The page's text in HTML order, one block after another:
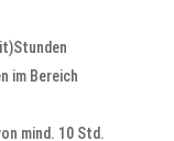
im Bereich
mind. 10 Std.